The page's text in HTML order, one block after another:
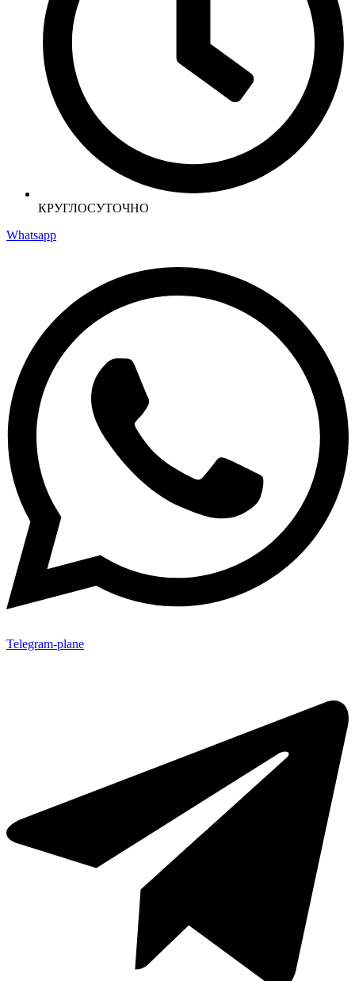
КРУГЛОСУТОЧНО
Whatsapp
Telegram-plane